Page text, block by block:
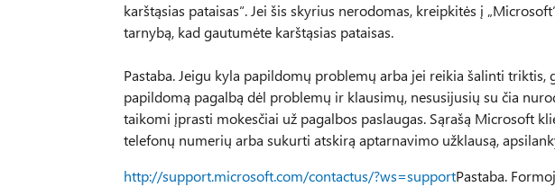
karštąsias pataisas“. Jei šis skyrius nerodomas, kreipkitės į
tarnybą, kad gautumėte karštąsias pataisas.
Pastaba. Jeigu kyla papildomų problemų arba jei reikia šalinti triktis,
papildomą pagalbą dėl problemų ir klausimų, nesusijusių su čia
taikomi įprasti mokesčiai už pagalbos paslaugas. Sąrašą Microsoft
telefonų numerių arba sukurti atskirą aptarnavimo užklausą,
http://support.microsoft.com/contactus/?ws=supportPastaba.